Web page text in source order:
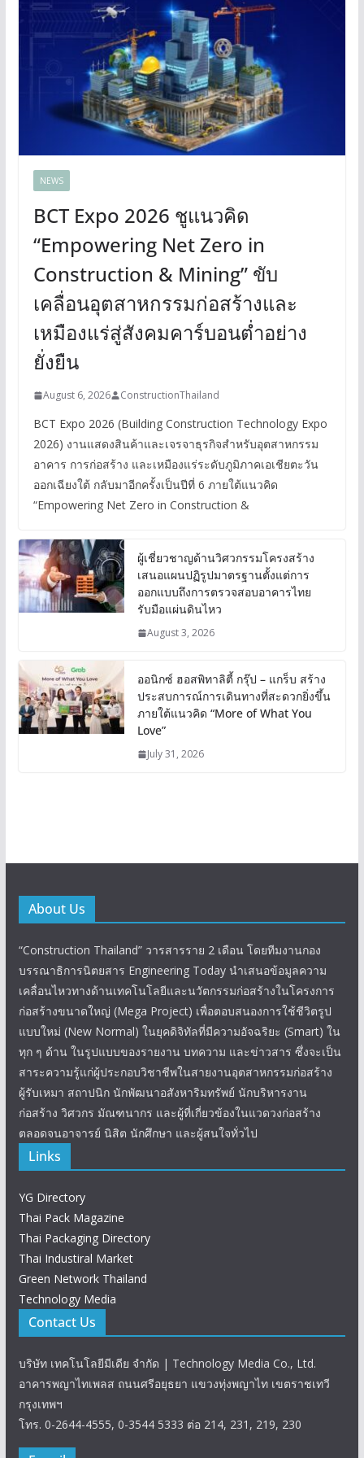
NEWS
BCT Expo 2026 ชูแนวคิด
“Empowering Net Zero in
Construction & Mining” ขับ
เคลื่อนอุตสาหกรรมก่อสร้างและ
เหมืองแร่สู่สังคมคาร์บอนต่ำอย่าง
ยั่งยืน
August 6, 2026 ConstructionThailand
BCT Expo 2026 (Building Construction Technology Expo
2026) งานแสดงสินค้าและเจรจาธุรกิจสำหรับอุตสาหกรรม
อาคาร การก่อสร้าง และเหมืองแร่ระดับภูมิภาคเอเชียตะวัน
ออกเฉียงใต้ กลับมาอีกครั้งเป็นปีที่ 6 ภายใต้แนวคิด
“Empowering Net Zero in Construction &
ผู้เชี่ยวชาญด้านวิศวกรรมโครงสร้าง
เสนอแผนปฏิรูปมาตรฐานตั้งแต่การ
ออกแบบถึงการตรวจสอบอาคารไทย
รับมือแผ่นดินไหว
August 3, 2026
ออนิกซ์ ฮอสพิทาลิตี้ กรุ๊ป – แกร็บ สร้าง
ประสบการณ์การเดินทางที่สะดวกยิ่งขึ้น
ภายใต้แนวคิด “More of What You
Love”
July 31, 2026
About Us
“Construction Thailand” วารสารราย 2 เดือน โดยทีมงานกอง
บรรณาธิการนิตยสาร Engineering Today นำเสนอข้อมูลความ
เคลื่อนไหวทางด้านเทคโนโลยีและนวัตกรรมก่อสร้างในโครงการ
ก่อสร้างขนาดใหญ่ (Mega Project) เพื่อตอบสนองการใช้ชีวิตรูป
แบบใหม่ (New Normal) ในยุคดิจิทัลที่มีความอัจฉริยะ (Smart) ใน
ทุก ๆ ด้าน ในรูปแบบของรายงาน บทความ และข่าวสาร ซึ่งจะเป็น
สาระความรู้แก่ผู้ประกอบวิชาชีพในสายงานอุตสาหกรรมก่อสร้าง
ผู้รับเหมา สถาปนิก นักพัฒนาอสังหาริมทรัพย์ นักบริหารงาน
ก่อสร้าง วิศวกร มัณฑนากร และผู้ที่เกี่ยวข้องในแวดวงก่อสร้าง
ตลอดจนอาจารย์ นิสิต นักศึกษา และผู้สนใจทั่วไป
Links
YG Directory
Thai Pack Magazine
Thai Packaging Directory
Thai Industiral Market
Green Network Thailand
Technology Media
Contact Us
บริษัท เทคโนโลยีมีเดีย จำกัด | Technology Media Co., Ltd.
อาคารพญาไทเพลส ถนนศรีอยุธยา แขวงทุ่งพญาไท เขตราชเทวี
กรุงเทพฯ
โทร. 0-2644-4555, 0-3544 5333 ต่อ 214, 231, 219, 230